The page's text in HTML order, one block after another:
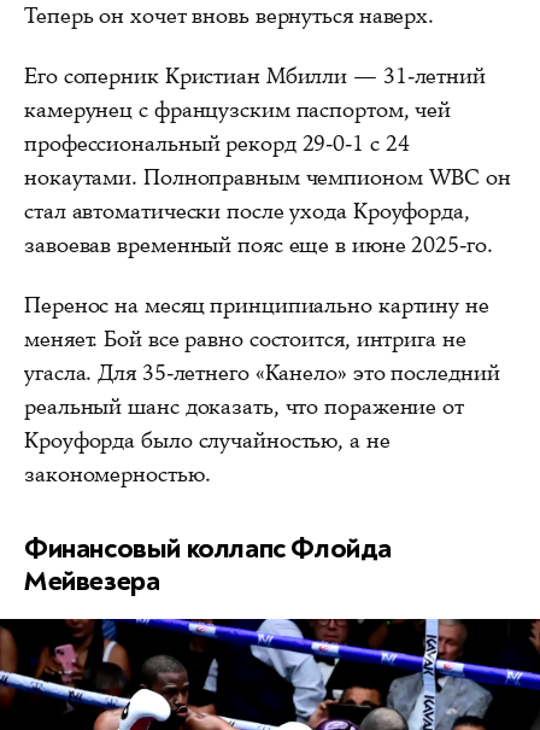
Теперь он хочет вновь вернуться наверх.
Его соперник Кристиан Мбилли — 31-летний
камерунец с французским паспортом, чей
профессиональный рекорд 29-0-1 с 24
нокаутами. Полноправным чемпионом WBC он
стал автоматически после ухода Кроуфорда,
завоевав временный пояс еще в июне 2025-го.
Перенос на месяц принципиально картину не
меняет. Бой все равно состоится, интрига не
угасла. Для 35-летнего «Канело» это последний
реальный шанс доказать, что поражение от
Кроуфорда было случайностью, а не
закономерностью.
Финансовый коллапс Флойда
Мейвезера